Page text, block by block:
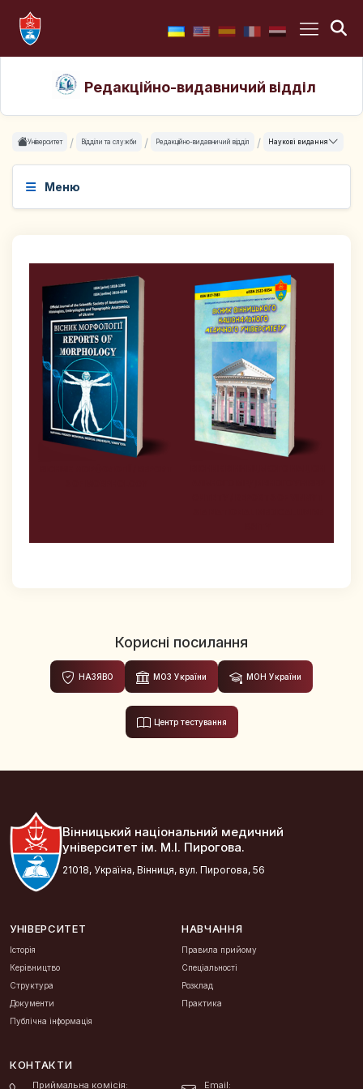
Редакційно-видавничий відділ
Університет Відділи та служби Редакційно-видавничий відділ Наукові видання
Меню
Корисні посилання
НАЗЯВО МОЗ України МОН України
Центр тестування
Вінницький національний медичний
університет ім. М.І. Пирогова.
21018, Україна, Вінниця, вул. Пирогова, 56
УНІВЕРСИТЕТ
Історія
Керівництво
Структура
Документи
Публічна інформація
НАВЧАННЯ
Правила прийому
Спеціальності
Розклад
Практика
КОНТАКТИ
Приймальна комісія: Email: